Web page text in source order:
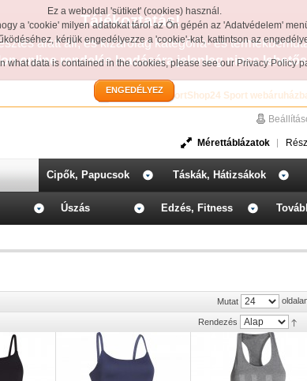
Ez a weboldal 'sütiket' (cookies) használ.
a 'cookie' milyen adatokat tárol az Ön gépén az 'Adatvédelem'
kérjük engedélyezze a 'cookie'-kat, kattintson az
what data is contained in the cookies, please see ourPrivacy Policy
ENGEDÉLYEZ
Tájékoztatás!
alatt áll, és kizárólag kategória- és
online rendelés leadására jelenleg nincs
Üdvözöljük a SportShop24 Sport
Mérettáblázatok
Cipők, Papucsok Táskák, Hátizsákok
Úszás Edzés, Fitness
Mutat
Rendezés